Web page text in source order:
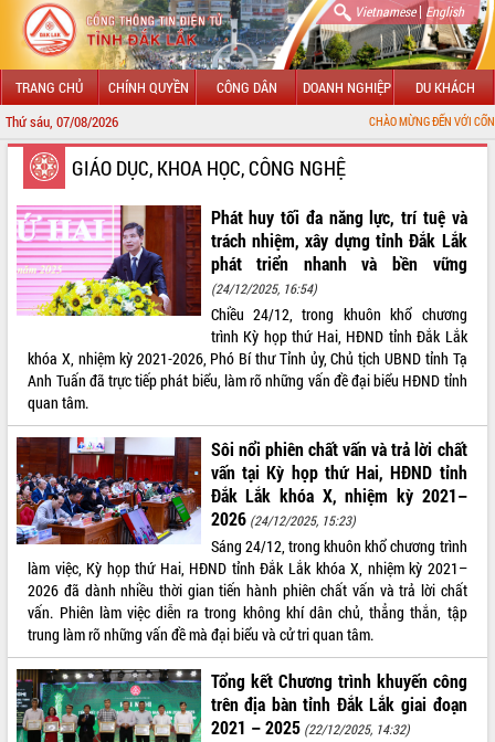
Vietnamese| English
TRANG CHỦ CHÍNH QUYỀN CÔNG DÂN DOANH NGHIỆP DU KHÁCH
Thứ sáu, 07/08/2026 CHÀO MỪNG ĐẾN VỚI CỔNG THÔNG TIN
GIỚI THIỆU
LÃNH ĐẠO UBND TỈNH
TIN TỨC SỰ KIỆN
SỞ, BAN, NGÀNH
THÔNG TIN CHỈ ĐẠO ĐIỀU HÀNH
HỆ THỐNG VĂN BẢN
VĂN BẢN HĐND TỈNH
ĐIỂM TIN VĂN BẢN
QUY HOẠCH - KẾ HOẠCH
GIÁO DỤC, KHOA HỌC, CÔNG NGHỆ
Phát huy tối đa năng lực, trí tuệ và
trách nhiệm, xây dựng tỉnh Đắk Lắk
phát triển nhanh và bền vững
(24/12/2025, 16:54)
Chiều 24/12, trong khuôn khổ chương
trình Kỳ họp thứ Hai, HĐND tỉnh Đắk Lắk
khóa X, nhiệm kỳ 2021-2026, Phó Bí thư Tỉnh ủy, Chủ tịch UBND tỉnh Tạ
Anh Tuấn đã trực tiếp phát biểu, làm rõ những vấn đề đại biểu HĐND tỉnh
quan tâm.
Sôi nổi phiên chất vấn và trả lời chất
vấn tại Kỳ họp thứ Hai, HĐND tỉnh
Đắk Lắk khóa X, nhiệm kỳ 2021–
2026 (24/12/2025, 15:23)
Sáng 24/12, trong khuôn khổ chương trình
làm việc, Kỳ họp thứ Hai, HĐND tỉnh Đắk Lắk khóa X, nhiệm kỳ 2021–
2026 đã dành nhiều thời gian tiến hành phiên chất vấn và trả lời chất
vấn. Phiên làm việc diễn ra trong không khí dân chủ, thẳng thắn, tập
trung làm rõ những vấn đề mà đại biểu và cử tri quan tâm.
Tổng kết Chương trình khuyến công
trên địa bàn tỉnh Đắk Lắk giai đoạn
2021 – 2025 (22/12/2025, 14:32)